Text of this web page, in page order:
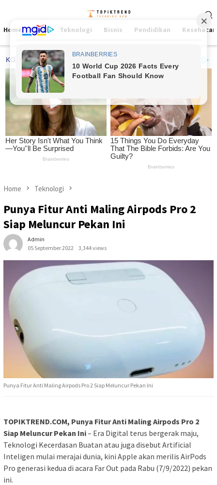
contentMenu
Home Viral Teknologi Bisnis Pendidikan Kesehatan
Home Teknologi
Punya Fitur Anti Maling Airpods Pro 2
Siap Meluncur Pekan Ini
Admin
05 September 2022
3,344 views
Punya Fitur Anti Maling Airpods Pro 2 Siap Meluncur Pekan Ini
TOPIKTREND.COM, Punya Fitur Anti Maling Airpods Pro 2
Siap Meluncur Pekan Ini– Era Digital terus bergerak maju,
Teknologi Kecerdasan Buatan atau juga disebut Artificial
Inteligen mulai merajai dunia, kini Apple akan merilis AirPods
Pro generasi kedua di acara Far Out pada Rabu (7/9/2022) pekan
ini.